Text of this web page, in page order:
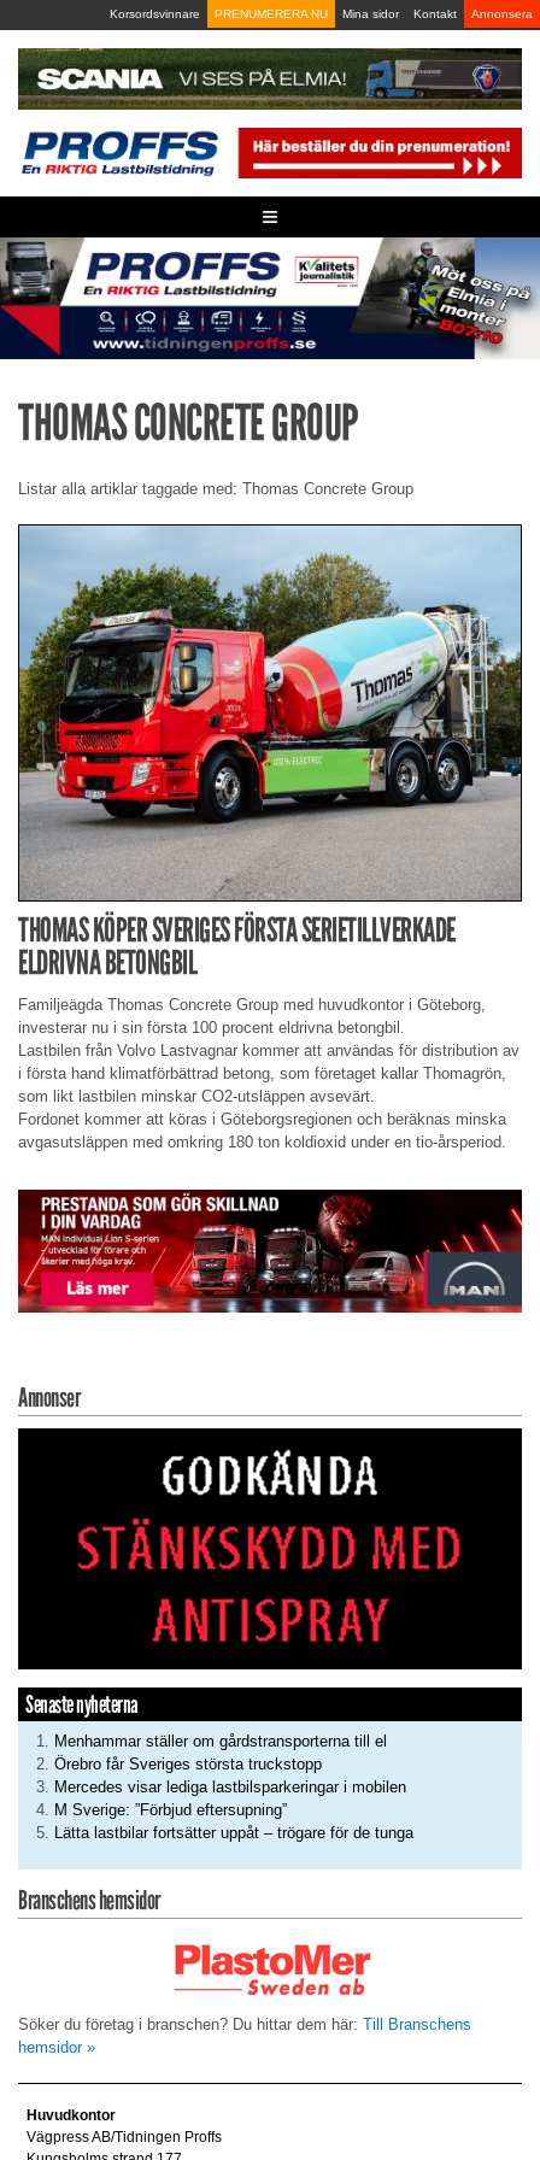
to
content
Korsordsvinnare PRENUMERERA NU Mina sidor Kontakt Annonsera
≡
THOMAS CONCRETE GROUP
Listar alla artiklar taggade med: Thomas Concrete Group
THOMAS KÖPER SVERIGES FÖRSTA SERIETILLVERKADE
ELDRIVNA BETONGBIL
Familjeägda Thomas Concrete Group med huvudkontor i Göteborg,
investerar nu i sin första 100 procent eldrivna betongbil.
Lastbilen från Volvo Lastvagnar kommer att användas för distribution av
i första hand klimatförbättrad betong, som företaget kallar Thomagrön,
som likt lastbilen minskar CO2-utsläppen avsevärt.
Fordonet kommer att köras i Göteborgsregionen och beräknas minska
avgasutsläppen med omkring 180 ton koldioxid under en tio-årsperiod.
Annonser
Senaste nyheterna
Menhammar ställer om gårdstransporterna till el
Örebro får Sveriges största truckstopp
Mercedes visar lediga lastbilsparkeringar i mobilen
M Sverige: ”Förbjud eftersupning”
Lätta lastbilar fortsätter uppåt – trögare för de tunga
Branschens hemsidor
Söker du företag i branschen? Du hittar dem här: Till Branschens
hemsidor »
Huvudkontor
Vägpress AB/Tidningen Proffs